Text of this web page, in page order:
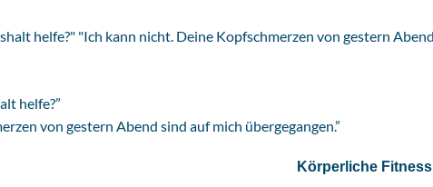
helfe?”
von gestern Abend sind auf mich übergegangen.”
Körperliche Fitness